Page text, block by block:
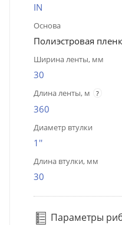
IN
Основа
Полиэстровая
Ширина ленты, мм
30
Длина ленты, м ?
360
Диаметр втулки
1''
Длина втулки, мм
30
Параметры